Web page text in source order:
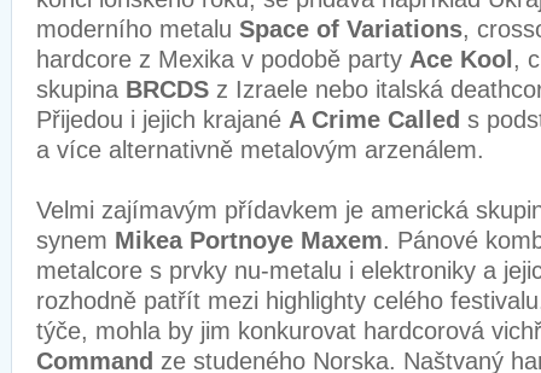
moderního metalu Space of Variations,
hardcore z Mexika v podobě party Ace Kool ,
skupina BRCDS z Izraele nebo italská
Přijedou i jejich krajané A Crime Called s
a více alternativně metalovým arzenálem.
Velmi zajímavým přídavkem je americká
synem Mikea Portnoye Maxem. Pánové
metalcore s prvky nu-metalu i elektroniky a
rozhodně patřít mezi highlighty celého
týče, mohla by jim konkurovat hardcorová
Command ze studeného Norska. Naštvaný